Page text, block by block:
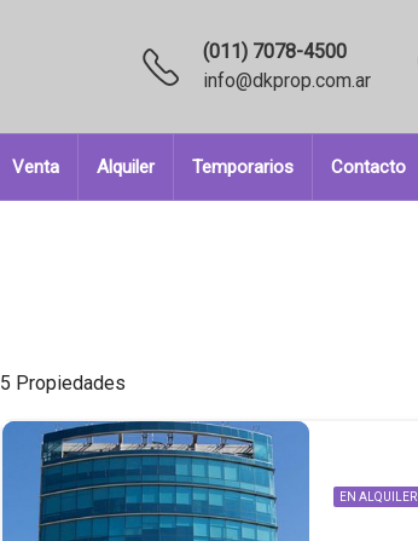
(011) 7078-4500
info@dkprop.com.ar
Venta Alquiler Temporarios Contacto
5 Propiedades
EN ALQUILER